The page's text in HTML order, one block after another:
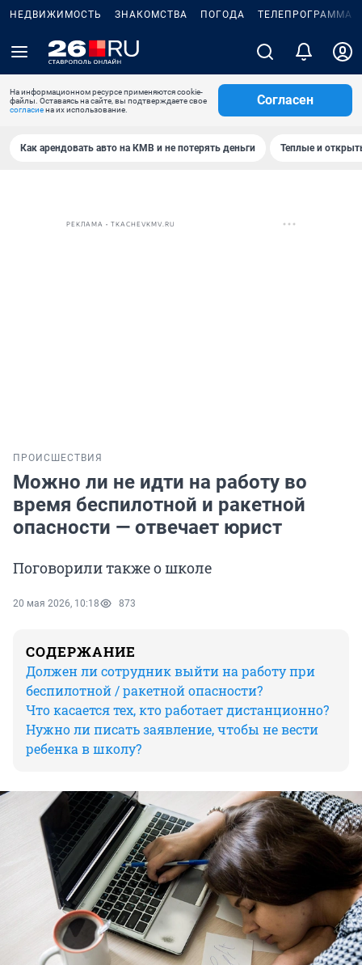
НЕДВИЖИМОСТЬ ЗНАКОМСТВА ПОГОДА ТЕЛЕПРОГРАММА
На информационном ресурсе применяются cookie-
файлы. Оставаясь на сайте, вы подтверждаете свое
согласиена их использование.
Согласен
Как арендовать авто на КМВ и не потерять деньги Теплые и
РЕКЛАМА • TKACHEVKMV.RU
ПРОИСШЕСТВИЯ
Можно ли не идти на работу во
время беспилотной и ракетной
опасности — отвечает юрист
Поговорили также о школе
20 мая 2026, 10:18 873
СОДЕРЖАНИЕ
Должен ли сотрудник выйти на работу при
беспилотной / ракетной опасности?
Что касается тех, кто работает дистанционно?
Нужно ли писать заявление, чтобы не вести
ребенка в школу?